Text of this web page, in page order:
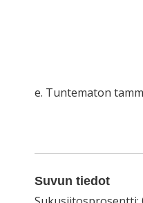
e. Tuntematon
Suvun tiedot